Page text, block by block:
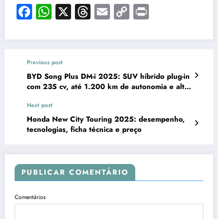
Facebook
WhatsApp
X Threads
Email
Copy
Link
Previous post
BYD Song Plus DM-i 2025: SUV híbrido plug-in
com 235 cv, até 1.200 km de autonomia e alta
Next post
Honda New City Touring 2025: desempenho,
tecnologias, ficha técnica e preço
PUBLICAR COMENTÁRIO
Comentários